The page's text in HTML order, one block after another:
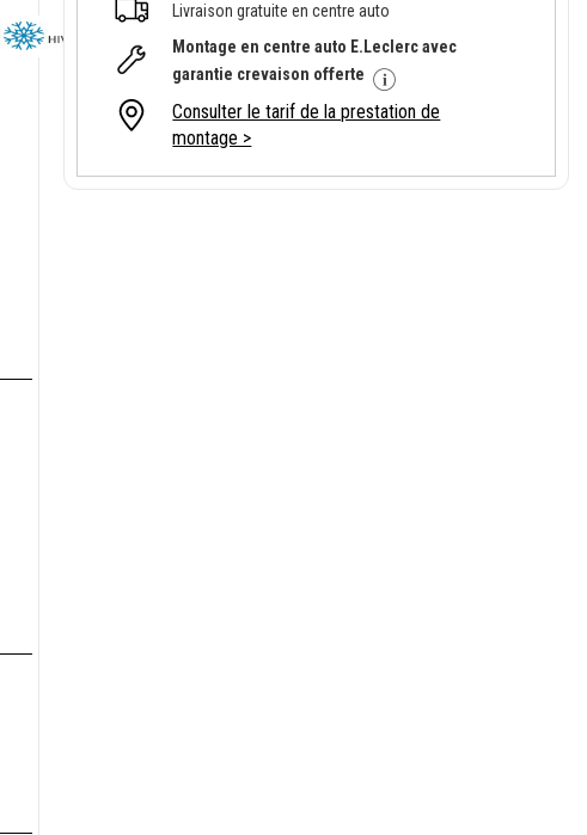
Livraison gratuite en centre auto
Montage en centre auto E.Leclerc avec
garantie crevaison offerte
Consulter le tarif de la prestation de
montage >